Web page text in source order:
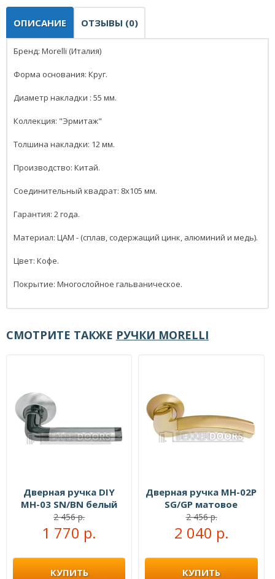
ОПИСАНИЕ ОТЗЫВЫ (0)
Бренд: Morelli (Италия)
Форма основания: Круг.
Диаметр накладки : 55 мм.
Коллекция: "Эрмитаж"
Толшина накладки: 12 мм.
Производство: Китай.
Соединительный квадрат: 8x105 мм.
Гарантия: 2 года.
Материал: ЦАМ - (сплав, содержащий цинк, алюминий и медь).
Цвет: Кофе.
Покрытие: Многослойное гальваническое.
СМОТРИТЕ ТАКЖЕ РУЧКИ MORELLI
Дверная ручка DIY
MH-03 SN/BN белый
никель/черный никель
2 456 р.
1 770 р.
КУПИТЬ
Дверная ручка MH-02P
SG/GP матовое
золото/золото
2 456 р.
2 040 р.
КУПИТЬ